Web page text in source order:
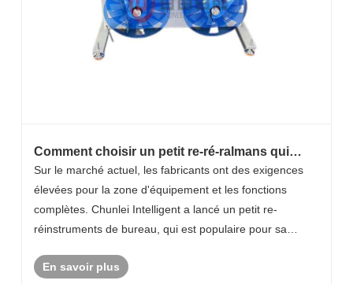
Comment choisir un petit re-ré-ralmans qui
répond aux besoins de production?
Sur le marché actuel, les fabricants ont des exigences
élevées pour la zone d'équipement et les fonctions
complètes. Chunlei Intelligent a lancé un petit re-
réinstruments de bureau, qui est populaire pour sa
En savoir plus